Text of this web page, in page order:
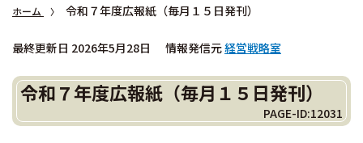
ホーム 令和７年度広報紙（毎月１５日発刊）
最終更新日 2026年5月28日 情報発信元経営戦略室
令和７年度広報紙（毎月１５日発刊）
PAGE-ID:12031